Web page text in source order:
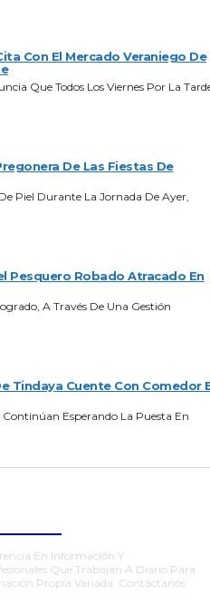
Con El Mercado Veraniego De
Que Todos Los Viernes Por La
De Las Fiestas De
Piel Durante La Jornada De Ayer,
Pesquero Robado Atracado En
A Través De Una Gestión
Tindaya Cuente Con Comedor
Esperando La Puesta En
En Información Y
Que Trabajan A Diario Para
Propia Variada. Contáctanos: